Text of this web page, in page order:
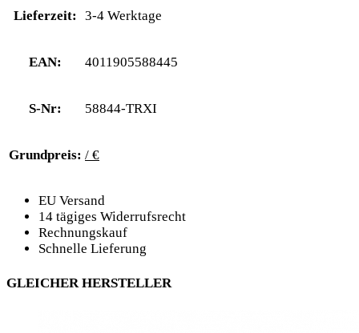
Lieferzeit: 3-4 Werktage
EAN: 4011905588445
S-Nr: 58844-TRXI
Grundpreis: / €
EU Versand
14 tägiges Widerrufsrecht
Rechnungskauf
Schnelle Lieferung
GLEICHER HERSTELLER